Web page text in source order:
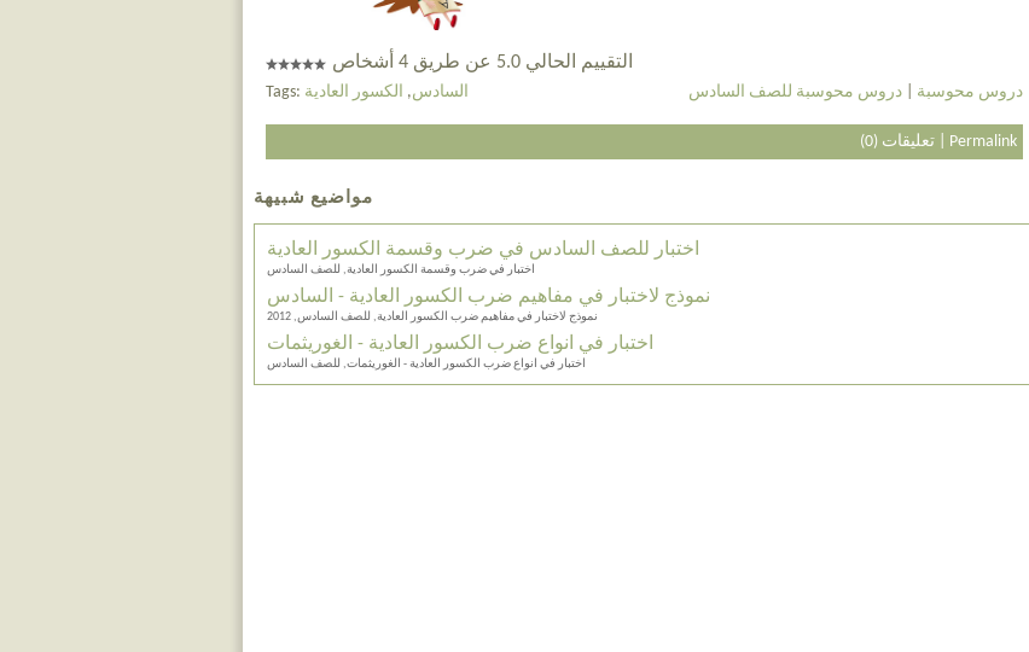
التقييم الحالي 5.0 عن طريق 4 أشخاص
Tags: السادس, الكسور العادية دروس محوسبة |دروس محوسبة للصف السادس
Permalink
|تعليقات (0)
مواضيع شبيهة
اختبار للصف السادس في ضرب وقسمة الكسور العادية
اختبار في ضرب وقسمة الكسور العادية, للصف السادس
نموذج لاختبار في مفاهيم ضرب الكسور العادية - السادس
نموذج لاختبار في مفاهيم ضرب الكسور العادية, للصف السادس, 2012
اختبار في انواع ضرب الكسور العادية - الغوريثمات
اختبار في انواع ضرب الكسور العادية - الغوريثمات, للصف السادس